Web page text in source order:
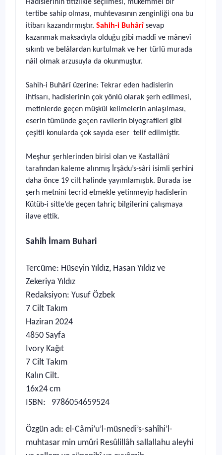
Hadislerinin titizlikle seçilmesi, mükemmel bir
tertibe sahip olması, muhtevasının zenginliği ona bu
itibarı kazandırmıştır. Sahih-i Buhârîsevap
kazanmak maksadıyla olduğu gibi maddî ve mânevî
sıkıntı ve belâlardan kurtulmak ve her türlü murada
nâil olmak arzusuyla da okunmuştur.
Sahih-i Buhârî üzerine: Tekrar eden hadislerin
ihtisarı, hadislerinin çok yönlü olarak şerh edilmesi,
metinlerde geçen müşkül kelimelerin anlaşılması,
eserin tümünde geçen ravilerin biyografileri gibi
çeşitli konularda çok sayıda eser telif edilmiştir.
Meşhur şerhlerinden birisi olan ve Kastallânî
tarafından kaleme alınmış İrşâdu’s-sâri isimli şerhini
daha önce 19 cilt halinde yayımlamıştık. Burada ise
şerh metnini tecrid etmekle yetinmeyip hadislerin
Kütüb-i sitte’de geçen tahriç bilgilerini çalışmaya
ilave ettik.
Sahih İmam Buhari
Tercüme: Hüseyin Yıldız, Hasan Yıldız ve
Zekeriya Yıldız
Redaksiyon: Yusuf Özbek
7 Cilt Takım
Haziran 2024
4850 Sayfa
Ivory Kağıt
7 Cilt Takım
Kalın Cilt.
16x24 cm
ISBN: 9786054659524
Özgün adı: el-Câmi’u’l-müsnedi’s-sahîhi’l-
muhtasar min umûri Resûlillâh sallallahu aleyhi